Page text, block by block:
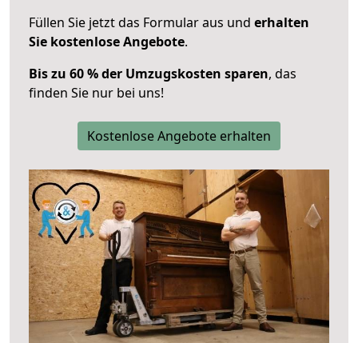
Füllen Sie jetzt das Formular aus und erhalten
Sie kostenlose Angebote.
Bis zu 60 % der Umzugskosten sparen, das
finden Sie nur bei uns!
Kostenlose Angebote erhalten